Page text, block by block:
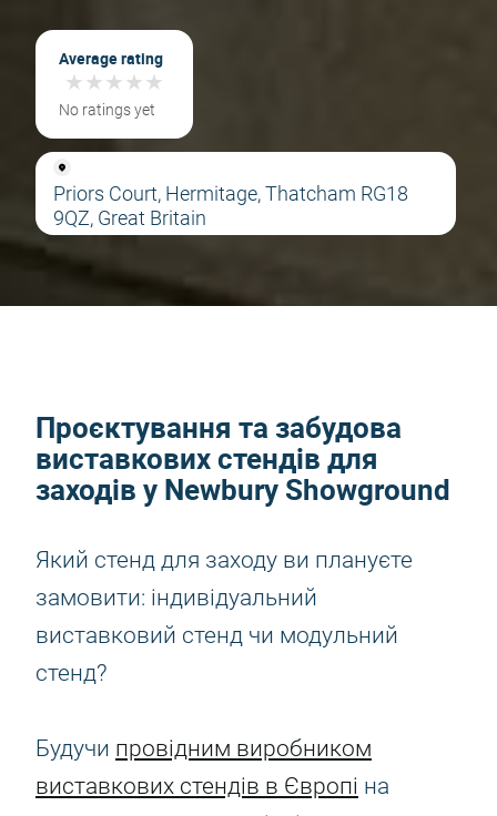
Average rating
★★★★★
★★★★★
No ratings yet
Priors Court, Hermitage, Thatcham RG18
9QZ, Great Britain
Проєктування та забудова
виставкових стендів для
заходів у Newbury Showground
Який стенд для заходу ви плануєте
замовити: індивідуальний
виставковий стенд чи модульний
стенд?
Будучи провідним виробником
виставкових стендів в Європі на